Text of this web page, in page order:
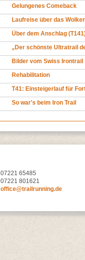
Gelungenes Comeback
Laufreise über das
Über dem Anschlag
„Der schönste Ultratrail
Bilder vom Swiss Irontrail
Rehabilitation
T41: Einsteigerlauf für
So war's beim Iron Trail
07221 65485
07221 801621
office@trailrunning.de